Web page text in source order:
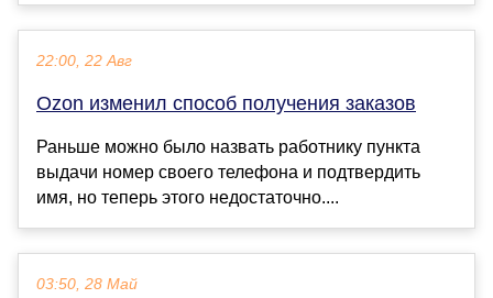
22:00, 22 Авг
Ozon изменил способ получения заказов
Раньше можно было назвать работнику пункта
выдачи номер своего телефона и подтвердить
имя, но теперь этого недостаточно....
03:50, 28 Май